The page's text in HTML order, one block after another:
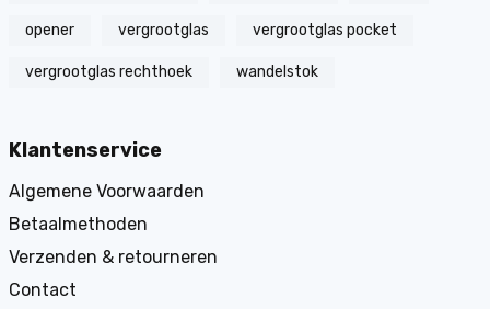
opener vergrootglas vergrootglas pocket
vergrootglas rechthoek wandelstok
Klantenservice
Algemene Voorwaarden
Betaalmethoden
Verzenden & retourneren
Contact